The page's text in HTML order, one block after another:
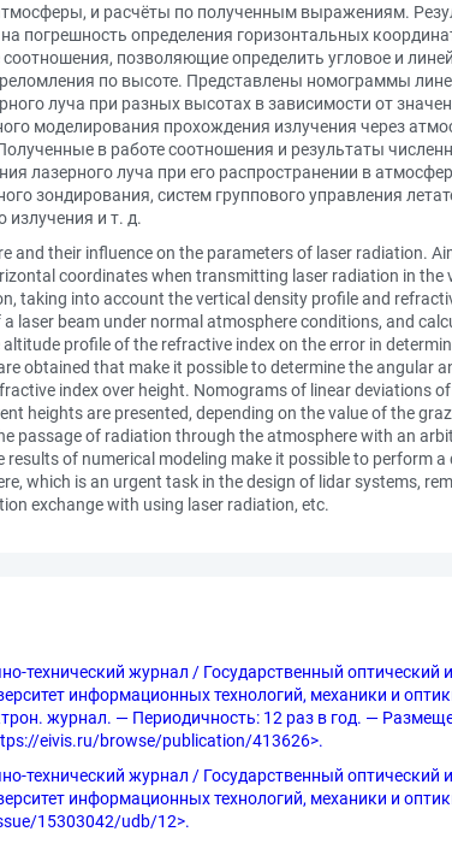
и расчёты по полученным выражениям.
погрешность определения горизонтальных
позволяющие определить угловое и
по высоте. Представлены номограммы
луча при разных высотах в зависимости от
моделирования прохождения излучения через
в работе соотношения и результаты
лазерного луча при его распространении в
зондирования, систем группового управления
и т. д.
and their influence on the parameters of laser radiation.
coordinates when transmitting laser radiation in
taking into account the vertical density profile and
laser beam under normal atmosphere conditions, and
profile of the refractive index on the error in
obtained that make it possible to determine the angular
index over height. Nomograms of linear deviations
heights are presented, depending on the value of the
passage of radiation through the atmosphere with an
of numerical modeling make it possible to perform
which is an urgent task in the design of lidar systems,
exchange with using laser radiation, etc.
технический журнал / Государственный оптический
информационных технологий, механики и
журнал. — Периодичность: 12 раз в год. —
eivis.ru/browse/publication/413626>.
технический журнал / Государственный оптический
информационных технологий, механики и
15303042/udb/12>.